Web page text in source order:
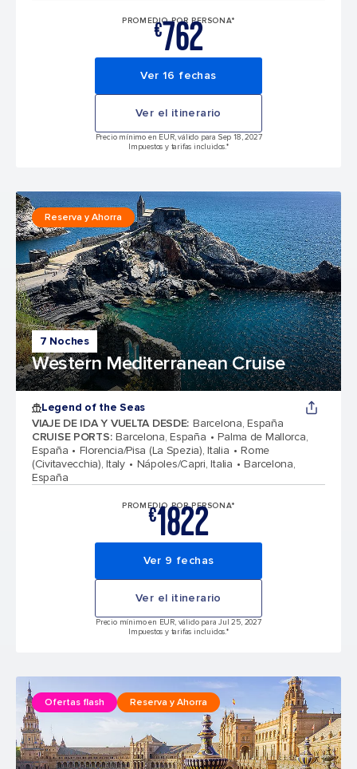
PROMEDIO POR PERSONA*
€762
Ver 16 fechas
Ver el itinerario
Precio mínimo en EUR, válido para Sep 18, 2027
Impuestos y tarifas incluidos.*
7 Noches
Western Mediterranean Cruise
Reserva y Ahorra
Legend of the Seas
VIAJE DE IDA Y VUELTA DESDE: Barcelona, España
CRUISE PORTS: Barcelona, España
Palma de Mallorca,
España
Florencia/Pisa (La Spezia), Italia
Rome
(Civitavecchia), Italy
Nápoles/Capri, Italia
Barcelona,
España
PROMEDIO POR PERSONA*
€1822
Ver 9 fechas
Ver el itinerario
Precio mínimo en EUR, válido para Jul 25, 2027
Impuestos y tarifas incluidos.*
Ofertas flash Reserva y Ahorra